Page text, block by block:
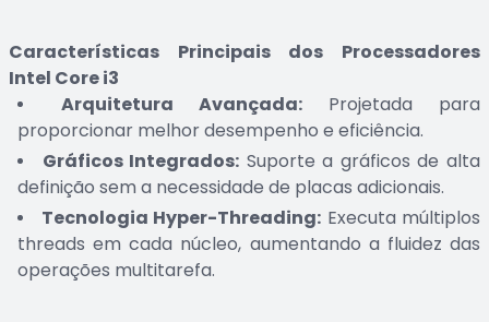
Características Principais dos Processadores
Intel Core i3
Arquitetura Avançada: Projetada para
proporcionar melhor desempenho e eficiência.
Gráficos Integrados: Suporte a gráficos de alta
definição sem a necessidade de placas adicionais.
Tecnologia Hyper-Threading: Executa múltiplos
threads em cada núcleo, aumentando a fluidez das
operações multitarefa.